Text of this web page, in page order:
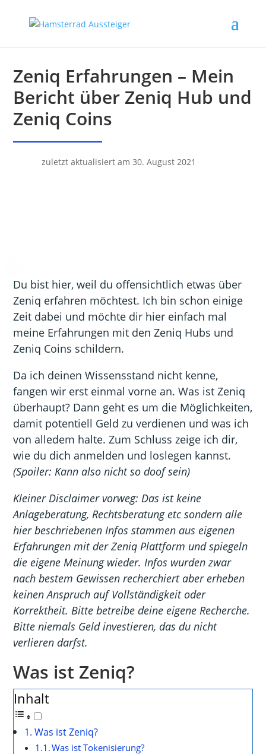
Zeniq Erfahrungen – Mein
Bericht über Zeniq Hub und
Zeniq Coins
zuletzt aktualisiert am 30. August 2021
Du bist hier, weil du offensichtlich etwas über
Zeniq erfahren möchtest. Ich bin schon einige
Zeit dabei und möchte dir hier einfach mal
meine Erfahrungen mit den Zeniq Hubs und
Zeniq Coins schildern.
Da ich deinen Wissensstand nicht kenne,
fangen wir erst einmal vorne an. Was ist Zeniq
überhaupt? Dann geht es um die Möglichkeiten,
damit potentiell Geld zu verdienen und was ich
von alledem halte. Zum Schluss zeige ich dir,
wie du dich anmelden und loslegen kannst.
(Spoiler: Kann also nicht so doof sein)
Kleiner Disclaimer vorweg: Das ist keine
Anlageberatung, Rechtsberatung etc sondern alle
hier beschriebenen Infos stammen aus eigenen
Erfahrungen mit der Zeniq Plattform und spiegeln
die eigene Meinung wieder. Infos wurden zwar
nach bestem Gewissen recherchiert aber erheben
keinen Anspruch auf Vollständigkeit oder
Korrektheit. Bitte betreibe deine eigene Recherche.
Bitte niemals Geld investieren, das du nicht
verlieren darfst.
Was ist Zeniq?
Inhalt
Was ist Zeniq?
Was ist Tokenisierung?